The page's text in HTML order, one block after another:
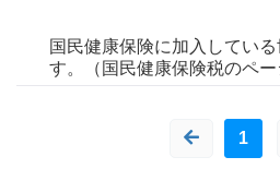
国民健康保険に加入してい
す。（国民健康保険税のペー
1